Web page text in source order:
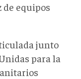
de equipos
junto
para la